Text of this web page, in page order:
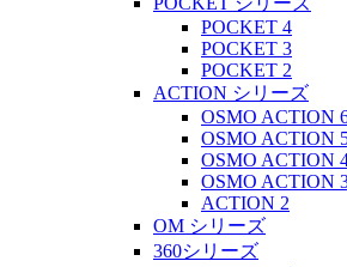
POCKET 4
POCKET 3
POCKET 2
ACTION シリーズ
OSMO ACTION
OSMO ACTION
OSMO ACTION
OSMO ACTION
ACTION 2
OM シリーズ
360シリーズ